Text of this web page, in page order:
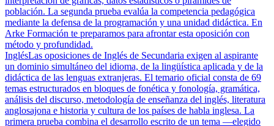
población. La segunda prueba evalúa la competencia pedagógica
mediante la defensa de la programación y una unidad didáctica. En
Arke Formación te preparamos para afrontar esta oposición con
método y profundidad.
InglésLas oposiciones de Inglés de Secundaria exigen al aspirante
un dominio simultáneo del idioma, de la lingüística aplicada y de la
didáctica de las lenguas extranjeras. El temario oficial consta de 69
temas estructurados en bloques de fonética y fonología, gramática,
análisis del discurso, metodología de enseñanza del inglés, literatura
anglosajona e historia y cultura de los países de habla inglesa. La
primera prueba combina el desarrollo escrito de un tema —elegido